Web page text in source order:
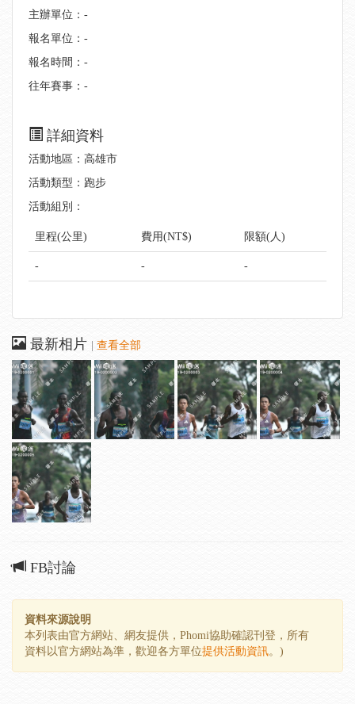
主辦單位：-
報名單位：-
報名時間：-
往年賽事：-
詳細資料
活動地區：高雄市
活動類型：跑步
活動組別：
里程(公里) 費用(NT$) 限額(人)
- - -
最新相片 查看全部
FB討論
資料來源說明
本列表由官方網站、網友提供，Phomi協助確認刊登，所有
資料以官方網站為準，歡迎各方單位提供活動資訊。)